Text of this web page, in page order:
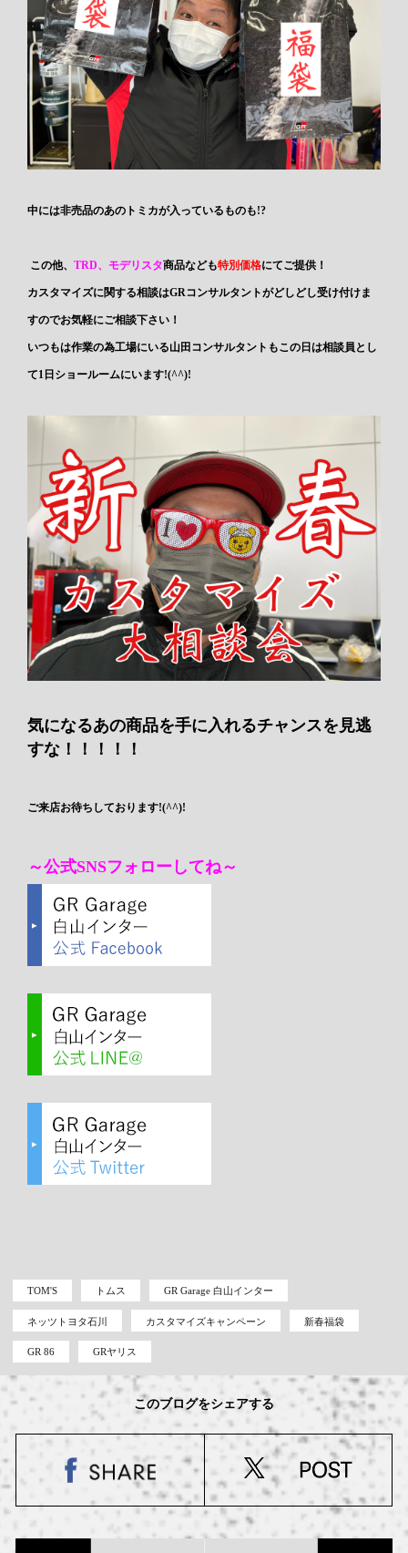
中には非売品のあのトミカが入っているものも!?
この他、TRD、モデリスタ商品なども特別価格にてご提供！
カスタマイズに関する相談はGRコンサルタントがどしどし受け付けま
すのでお気軽にご相談下さい！
いつもは作業の為工場にいる山田コンサルタントもこの日は相談員とし
て1日ショールームにいます!(^^)!
気になるあの商品を手に入れるチャンスを見逃
すな！！！！！
ご来店お待ちしております!(^^)!
～公式SNSフォローしてね～
TOM'S トムス GR Garage 白山インター
ネッツトヨタ石川 カスタマイズキャンペーン 新春福袋
GR 86 GRヤリス
このブログをシェアする